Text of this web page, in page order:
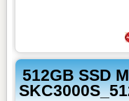
512GB SSD